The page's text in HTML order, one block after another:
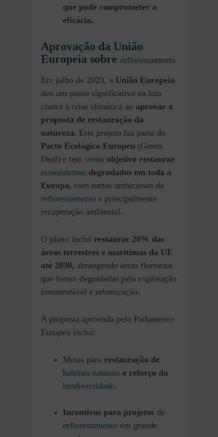
que pode comprometer a
eficácia.
Aprovação da União
Europeia sobre reflorestamento
Em julho de 2023, a União Europeia
deu um passo significativo na luta
contra a crise climática ao aprovar a
proposta de restauração da
natureza. Este projeto faz parte do
Pacto Ecológico Europeu (Green
Deal) e tem como objetivo restaurar
ecossistemas degradados em toda a
Europa, com metas ambiciosas de
reflorestamento e principalmente
recuperação ambiental.
O plano inclui restaurar 20% das
áreas terrestres e marítimas da UE
até 2030, abrangendo áreas florestais
que foram degradadas pela exploração
insustentável e urbanização.
A proposta aprovada pelo Parlamento
Europeu inclui:
Metas para restauração de
habitats naturais e reforço da
biodiversidade.
Incentivos para projetos de
reflorestamento em grande